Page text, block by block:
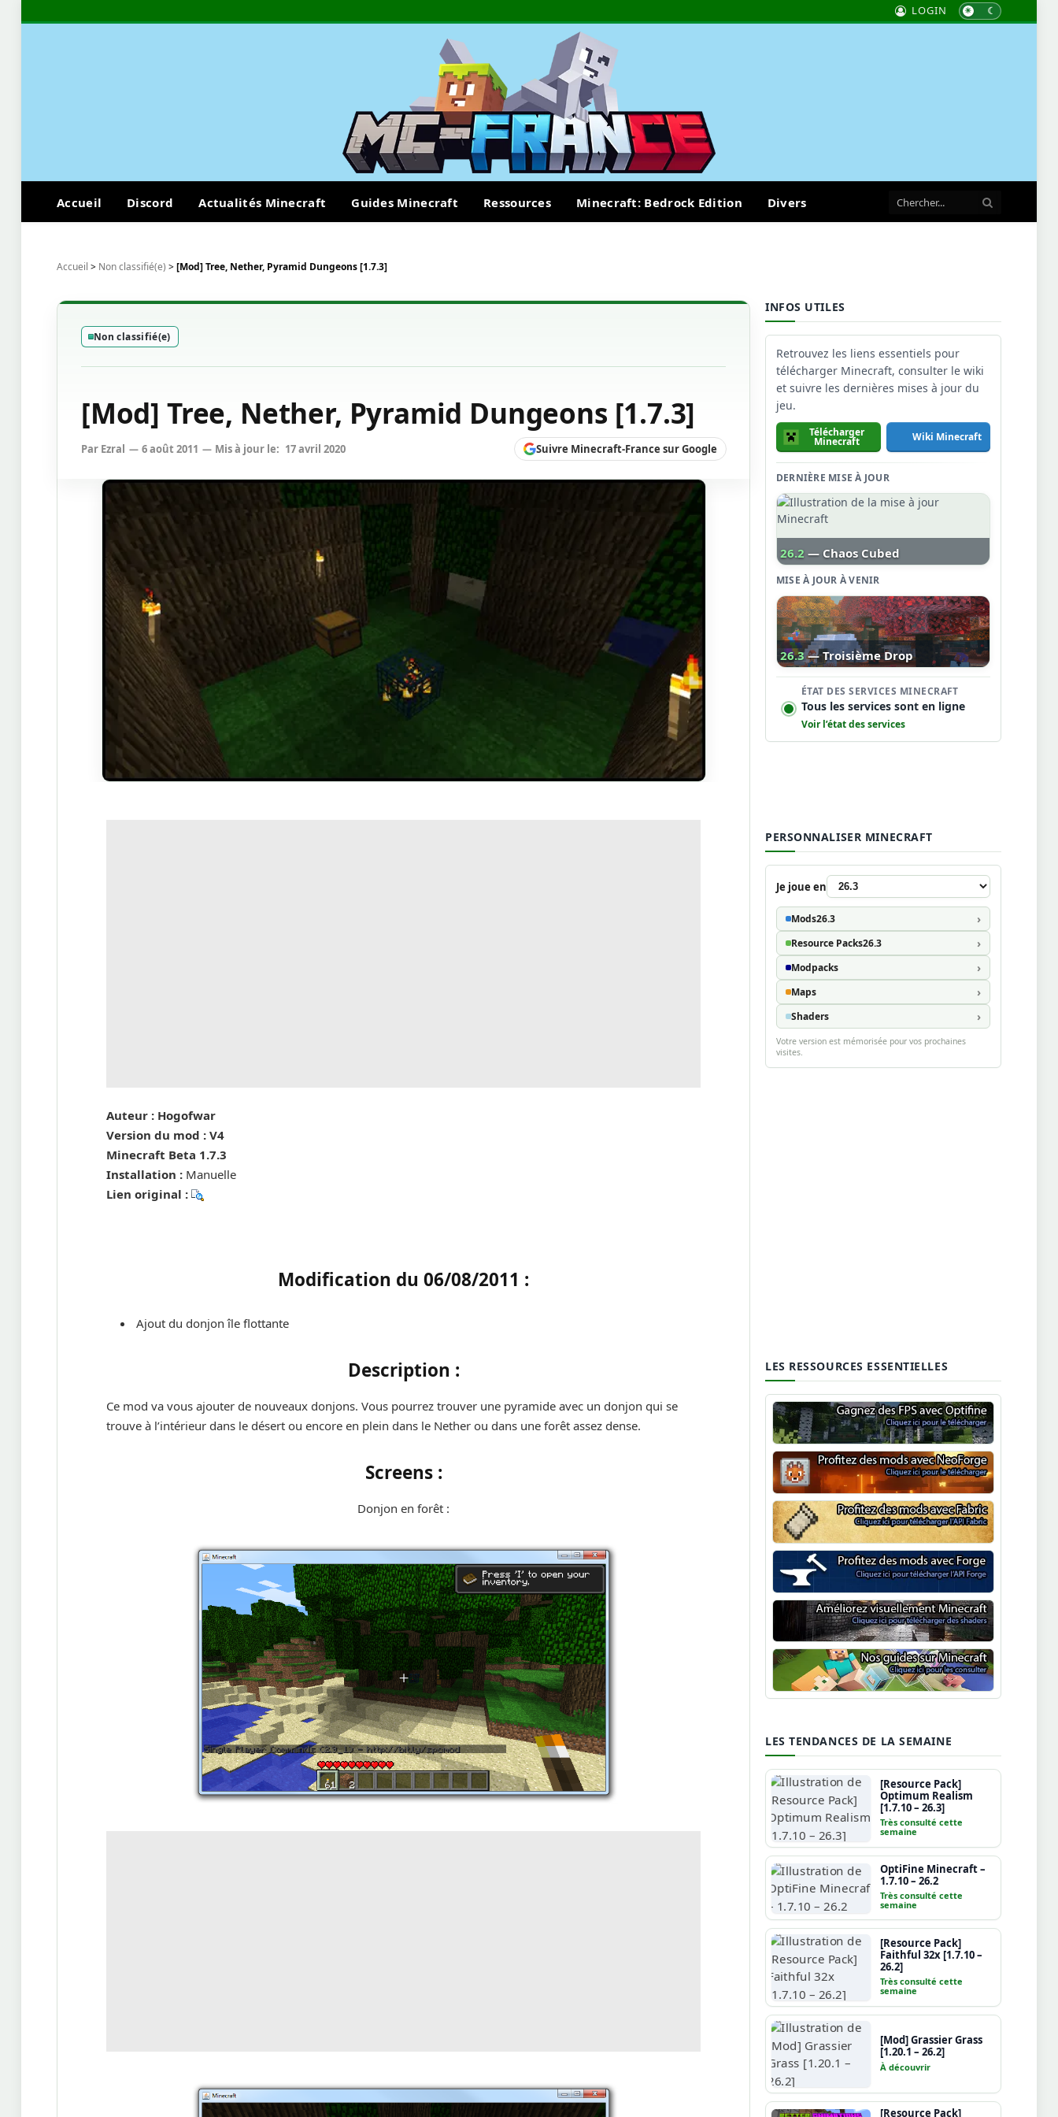
LOGIN
Accueil Discord Actualités Minecraft Guides Minecraft Ressources Minecraft: Bedrock Edition Divers
Accueil > Non classifié(e) >[Mod] Tree, Nether, Pyramid Dungeons [1.7.3]
Non classifié(e)
[Mod] Tree, Nether, Pyramid Dungeons [1.7.3]
Par Ezral 6 août 2011 Mis à jour le: 17 avril 2020 Suivre Minecraft-France sur Google
Auteur : Hogofwar
Version du mod : V4
Minecraft Beta 1.7.3
Installation : Manuelle
Lien original :
Modification du 06/08/2011 :
Ajout du donjon île flottante
Description :
Ce mod va vous ajouter de nouveaux donjons. Vous pourrez trouver une pyramide avec un donjon qui se
trouve à l’intérieur dans le désert ou encore en plein dans le Nether ou dans une forêt assez dense.
Screens :
Donjon en forêt :
INFOS UTILES
Retrouvez les liens essentiels pour
télécharger Minecraft, consulter le wiki
et suivre les dernières mises à jour du
jeu.
Télécharger
Minecraft Wiki Minecraft
DERNIÈRE MISE À JOUR
26.2 — Chaos Cubed
MISE À JOUR À VENIR
26.3 — Troisième Drop
ÉTAT DES SERVICES MINECRAFT
Tous les services sont en ligne
Voir l’état des services
PERSONNALISER MINECRAFT
Je joue en
Mods26.3
Resource Packs26.3
Modpacks
Maps
Shaders
Votre version est mémorisée pour vos prochaines
visites.
LES RESSOURCES ESSENTIELLES
Optifine
NeoForge
Minecraft Fabric
Minecraft Forge
Shaders Minecraft
Guide Minecraft
LES TENDANCES DE LA SEMAINE
[Resource Pack]
Optimum Realism
[1.7.10 – 26.3]
Très consulté cette
semaine
OptiFine Minecraft –
1.7.10 – 26.2
Très consulté cette
semaine
[Resource Pack]
Faithful 32x [1.7.10 –
26.2]
Très consulté cette
semaine
[Mod] Grassier Grass
[1.20.1 – 26.2]
À découvrir
[Resource Pack]